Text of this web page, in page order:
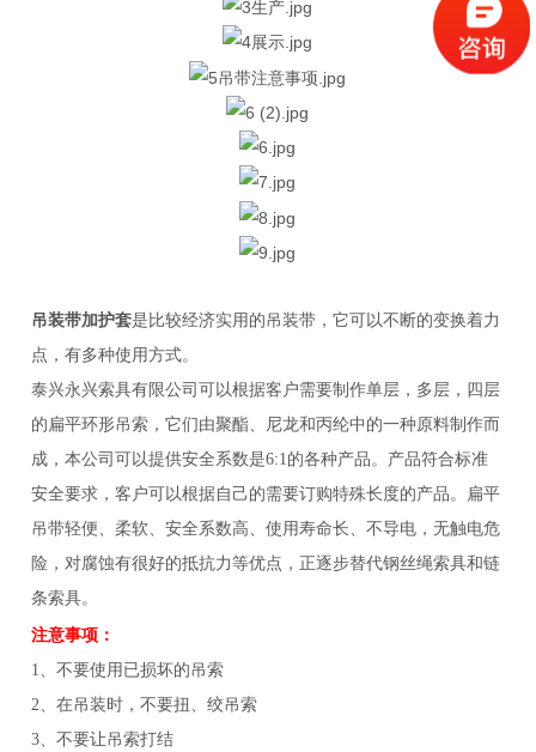
吊装带加护套是比较经济实用的吊装带，它可以不断的变换着力
点，有多种使用方式。
泰兴永兴索具有限公司可以根据客户需要制作单层，多层，四层
的扁平环形吊索，它们由聚酯、尼龙和丙纶中的一种原料制作而
成，本公司可以提供安全系数是6:1的各种产品。产品符合标准
安全要求，客户可以根据自己的需要订购特殊长度的产品。扁平
吊带轻便、柔软、安全系数高、使用寿命长、不导电，无触电危
险，对腐蚀有很好的抵抗力等优点，正逐步替代钢丝绳索具和链
条索具。
注意事项：
1、不要使用已损坏的吊索
2、在吊装时，不要扭、绞吊索
3、不要让吊索打结